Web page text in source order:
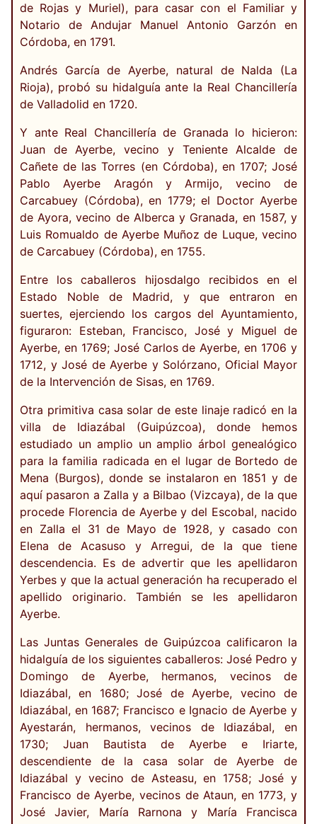
de Rojas y Muriel), para casar con el Familiar y
Notario de Andujar Manuel Antonio Garzón en
Córdoba, en 1791.
Andrés García de Ayerbe, natural de Nalda (La
Rioja), probó su hidalguía ante la Real Chancillería
de Valladolid en 1720.
Y ante Real Chancillería de Granada lo hicieron:
Juan de Ayerbe, vecino y Teniente Alcalde de
Cañete de las Torres (en Córdoba), en 1707; José
Pablo Ayerbe Aragón y Armijo, vecino de
Carcabuey (Córdoba), en 1779; el Doctor Ayerbe
de Ayora, vecino de Alberca y Granada, en 1587, y
Luis Romualdo de Ayerbe Muñoz de Luque, vecino
de Carcabuey (Córdoba), en 1755.
Entre los caballeros hijosdalgo recibidos en el
Estado Noble de Madrid, y que entraron en
suertes, ejerciendo los cargos del Ayuntamiento,
figuraron: Esteban, Francisco, José y Miguel de
Ayerbe, en 1769; José Carlos de Ayerbe, en 1706 y
1712, y José de Ayerbe y Solórzano, Oficial Mayor
de la Intervención de Sisas, en 1769.
Otra primitiva casa solar de este linaje radicó en la
villa de Idiazábal (Guipúzcoa), donde hemos
estudiado un amplio un amplio árbol genealógico
para la familia radicada en el lugar de Bortedo de
Mena (Burgos), donde se instalaron en 1851 y de
aquí pasaron a Zalla y a Bilbao (Vizcaya), de la que
procede Florencia de Ayerbe y del Escobal, nacido
en Zalla el 31 de Mayo de 1928, y casado con
Elena de Acasuso y Arregui, de la que tiene
descendencia. Es de advertir que les apellidaron
Yerbes y que la actual generación ha recuperado el
apellido originario. También se les apellidaron
Ayerbe.
Las Juntas Generales de Guipúzcoa calificaron la
hidalguía de los siguientes caballeros: José Pedro y
Domingo de Ayerbe, hermanos, vecinos de
Idiazábal, en 1680; José de Ayerbe, vecino de
Idiazábal, en 1687; Francisco e Ignacio de Ayerbe y
Ayestarán, hermanos, vecinos de Idiazábal, en
1730; Juan Bautista de Ayerbe e Iriarte,
descendiente de la casa solar de Ayerbe de
Idiazábal y vecino de Asteasu, en 1758; José y
Francisco de Ayerbe, vecinos de Ataun, en 1773, y
José Javier, María Rarnona y María Francisca